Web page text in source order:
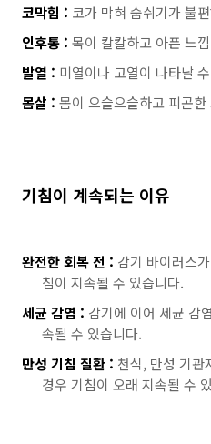
코막힘 : 코가 막혀 숨쉬기가 불
인후통 : 목이 칼칼하고 아픈 느
발열 : 미열이나 고열이 나타날
몸살 : 몸이 으슬으슬하고 피곤
기침이 계속되는 이유
완전한 회복 전 : 감기 바이러스
침이 지속될 수 있습니다.
세균 감염 : 감기에 이어 세균 감
속될 수 있습니다.
만성 기침 질환 : 천식, 만성 기관
경우 기침이 오래 지속될 수